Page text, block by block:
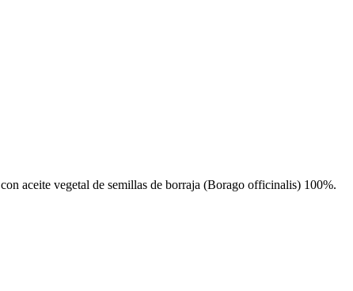
aceite vegetal de semillas de borraja (Borago officinalis) 100%.